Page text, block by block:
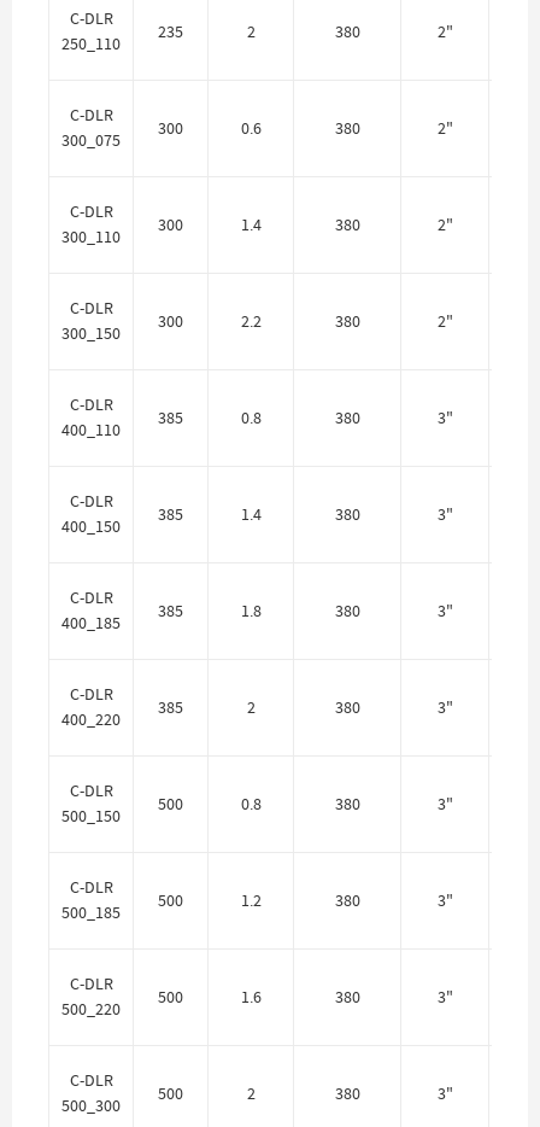
C-DLR
250_110
235 2 380 2"
C-DLR
300_075
300 0.6 380 2"
C-DLR
300_110
300 1.4 380 2"
C-DLR
300_150
300 2.2 380 2"
C-DLR
400_110
385 0.8 380 3"
C-DLR
400_150
385 1.4 380 3"
C-DLR
400_185
385 1.8 380 3"
C-DLR
400_220
385 2 380 3"
C-DLR
500_150
500 0.8 380 3"
C-DLR
500_185
500 1.2 380 3"
C-DLR
500_220
500 1.6 380 3"
C-DLR
500_300
500 2 380 3"